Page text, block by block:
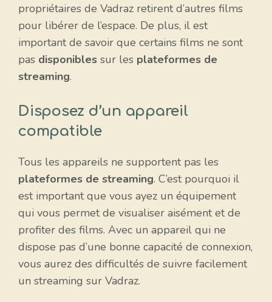
propriétaires de Vadraz retirent d’autres films
pour libérer de l’espace. De plus, il est
important de savoir que certains films ne sont
pas disponibles sur les plateformes de
streaming.
Disposez d’un appareil
compatible
Tous les appareils ne supportent pas les
plateformes de streaming. C’est pourquoi il
est important que vous ayez un équipement
qui vous permet de visualiser aisément et de
profiter des films. Avec un appareil qui ne
dispose pas d’une bonne capacité de connexion,
vous aurez des difficultés de suivre facilement
un streaming sur Vadraz.